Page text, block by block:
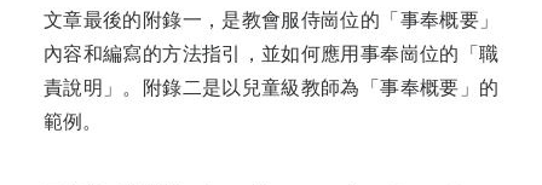
文章最後的附錄一，是教會服侍崗位的 「事奉概要 」
內容和編寫的方法指引，並如何應用事奉崗位的「職
責說明 」。 附錄二是以兒童級教師為「事奉概要」的
範例。